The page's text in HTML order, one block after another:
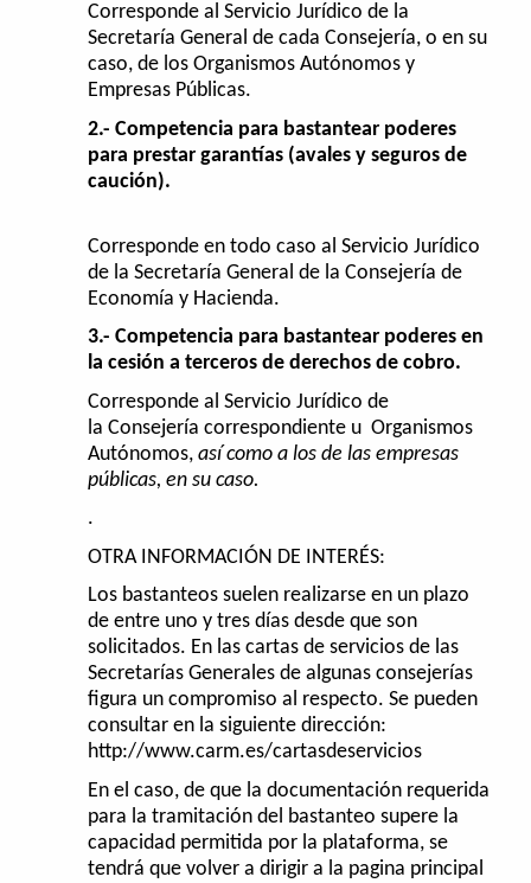
Corresponde al Servicio Jurídico de la
Secretaría General de cada Consejería, o en su
caso, de los Organismos Autónomos y
Empresas Públicas.
2.- Competencia para bastantear poderes
para prestar garantías (avales y seguros de
caución).
Corresponde en todo caso al Servicio Jurídico
de la Secretaría General de la Consejería de
Economía y Hacienda.
3.- Competencia para bastantear poderes en
la cesión a terceros de derechos de cobro.
Corresponde al Servicio Jurídico de
la Consejería correspondiente u Organismos
Autónomos,así como a los de las empresas
públicas, en su caso.
.
OTRA INFORMACIÓN DE INTERÉS:
Los bastanteos suelen realizarse en un plazo
de entre uno y tres días desde que son
solicitados. En las cartas de servicios de las
Secretarías Generales de algunas consejerías
figura un compromiso al respecto. Se pueden
consultar en la siguiente dirección:
http://www.carm.es/cartasdeservicios
En el caso, de que la documentación requerida
para la tramitación del bastanteo supere la
capacidad permitida por la plataforma, se
tendrá que volver a dirigir a la pagina principal